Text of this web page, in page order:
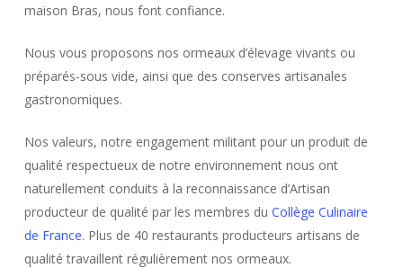
maison Bras, nous font confiance.
​Nous vous proposons nos ormeaux d’élevage vivants ou
préparés-sous vide, ainsi que des conserves artisanales
gastronomiques.
​​Nos valeurs, notre engagement militant pour un produit de
qualité respectueux de notre environnement nous ont
naturellement conduits à la reconnaissance d’Artisan
producteur de qualité par les membres duCollège Culinaire
de France. Plus de 40 restaurants producteurs artisans de
qualité travaillent régulièrement nos ormeaux.